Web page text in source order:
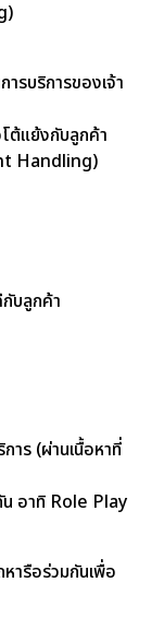
ารบริการของเจ้า
ต้แย้งกับลูกค้า
Handling)
บลูกค้า
าร (ผ่านเนื้อหาที่
น อาทิ Role Play
ารือร่วมกันเพื่อ